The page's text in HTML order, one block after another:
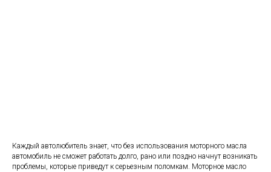
Каждый автолюбитель знает, что без использования моторного масла
автомобиль не сможет работать долго, рано или поздно начнут возникать
проблемы, которые приведут к серьезным поломкам. Моторное масло